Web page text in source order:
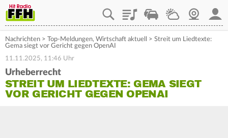
PlaylistStaupilotWetterWebcam
Nachrichten > Top-Meldungen, Wirtschaft aktuell > Streit um Liedtexte:
Gema siegt vor Gericht gegen OpenAI
11.11.2025, 11:46 Uhr
Urheberrecht
STREIT UM LIEDTEXTE: GEMA SIEGT
VOR GERICHT GEGEN OPENAI